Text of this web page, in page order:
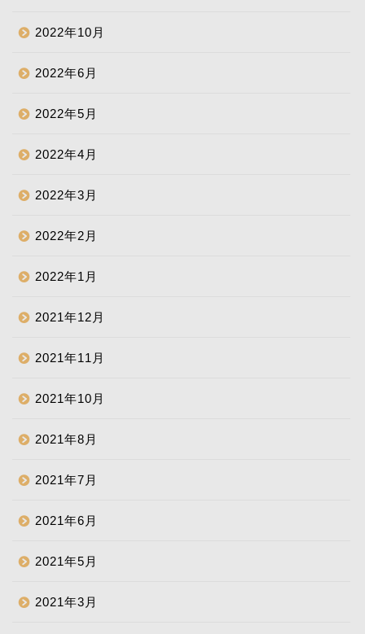
2022年10月
2022年6月
2022年5月
2022年4月
2022年3月
2022年2月
2022年1月
2021年12月
2021年11月
2021年10月
2021年8月
2021年7月
2021年6月
2021年5月
2021年3月